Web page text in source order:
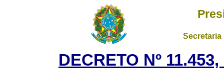
DECRETO Nº